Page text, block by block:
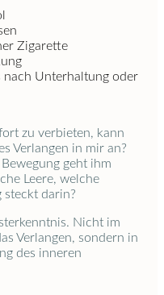
Zigarette
nach Unterhaltung oder
zu verbieten, kann
Verlangen in mir an?
geht ihm
Leere, welche
steckt darin?
Nicht im
Verlangen, sondern in
des inneren